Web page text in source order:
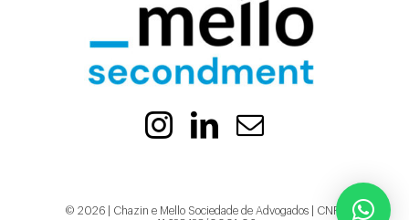
© 2026 | Chazin e Mello Sociedade de Advogados | CNPJ: